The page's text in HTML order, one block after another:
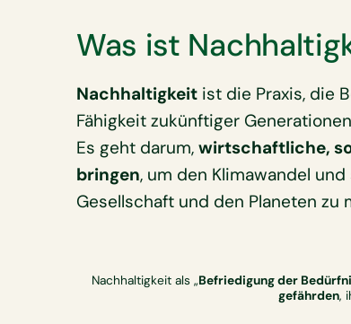
Was ist
Nachhaltigkeitist die Praxis, die
Fähigkeit zukünftiger
Es geht darum, wirtschaftliche,
bringen, um den Klimawandel
Gesellschaft und den Planeten zu
Nachhaltigkeit als „Befriedigung der
gefährden,